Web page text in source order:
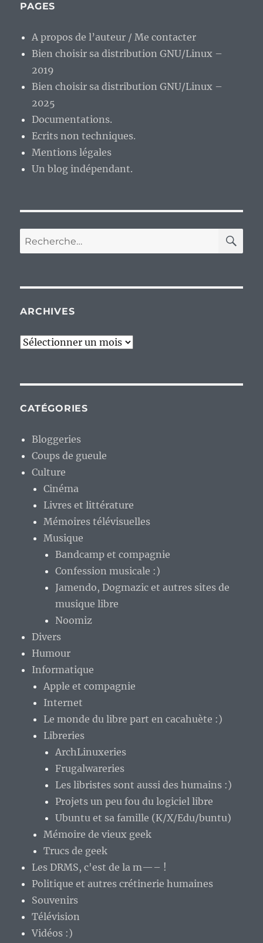
PAGES
A propos de l’auteur / Me contacter
Bien choisir sa distribution GNU/Linux –
2019
Bien choisir sa distribution GNU/Linux –
2025
Documentations.
Ecrits non techniques.
Mentions légales
Un blog indépendant.
Recherche
pour :
ARCHIVES
Archives
CATÉGORIES
Bloggeries
Coups de gueule
Culture
Cinéma
Livres et littérature
Mémoires télévisuelles
Musique
Bandcamp et compagnie
Confession musicale :)
Jamendo, Dogmazic et autres sites de
musique libre
Noomiz
Divers
Humour
Informatique
Apple et compagnie
Internet
Le monde du libre part en cacahuète :)
Libreries
ArchLinuxeries
Frugalwareries
Les libristes sont aussi des humains :)
Projets un peu fou du logiciel libre
Ubuntu et sa famille (K/X/Edu/buntu)
Mémoire de vieux geek
Trucs de geek
Les DRMS, c'est de la m—– !
Politique et autres crétinerie humaines
Souvenirs
Télévision
Vidéos :)